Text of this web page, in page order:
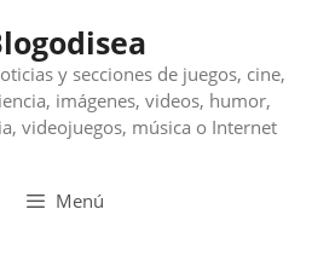
y secciones de juegos, cine,
imágenes, videos, humor,
videojuegos, música o Internet
Menú